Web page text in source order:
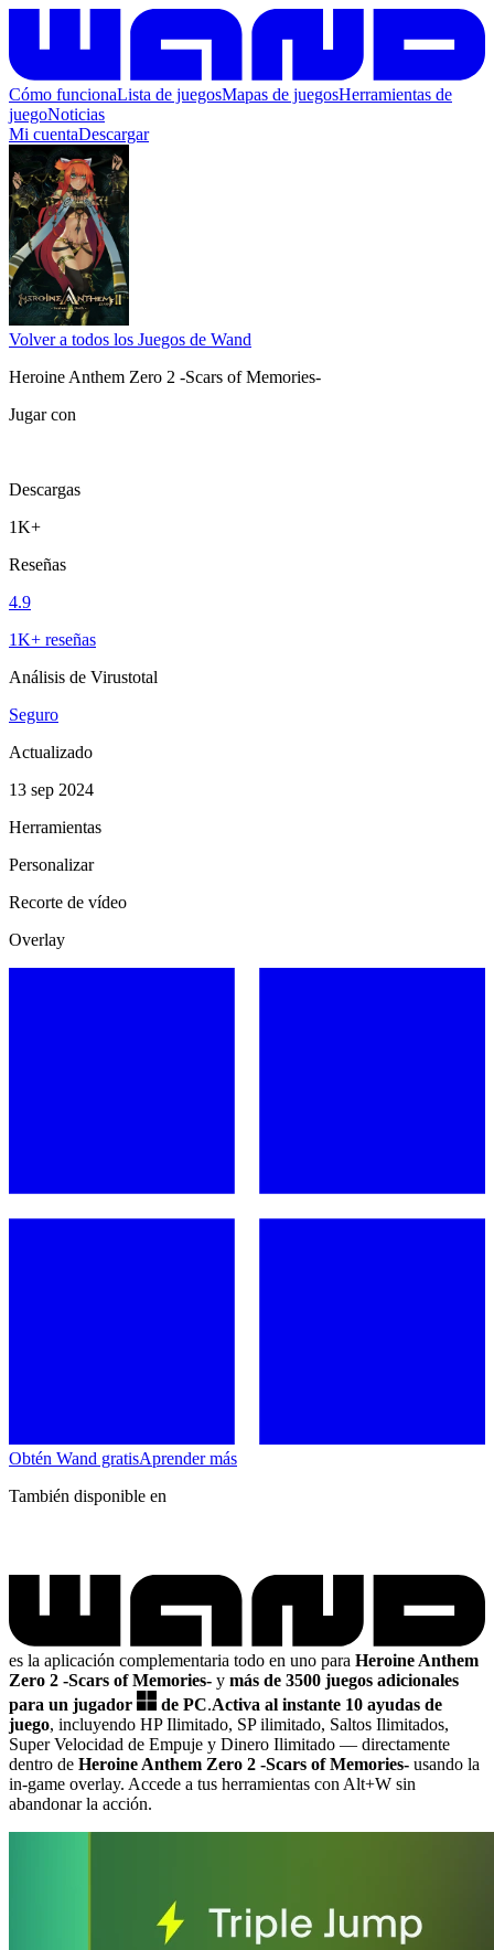
Cómo funcionaLista de juegosMapas de juegosHerramientas de
juegoNoticias
Mi cuentaDescargar
Volver a todos los Juegos de Wand
Heroine Anthem Zero 2 -Scars of Memories-
Jugar con
Descargas
1K+
Reseñas
4.9
1K+ reseñas
Análisis de Virustotal
Seguro
Actualizado
13 sep 2024
Herramientas
Personalizar
Recorte de vídeo
Overlay
Obtén Wand gratisAprender más
También disponible en
es la aplicación complementaria todo en uno para Heroine Anthem
Zero 2 -Scars of Memories- y más de 3500 juegos adicionales
para un jugador
de PC.Activa al instante 10 ayudas de
juego, incluyendo HP Ilimitado, SP ilimitado, Saltos Ilimitados,
Super Velocidad de Empuje y Dinero Ilimitado — directamente
dentro de Heroine Anthem Zero 2 -Scars of Memories- usando la
in-game overlay. Accede a tus herramientas con Alt+W sin
abandonar la acción.